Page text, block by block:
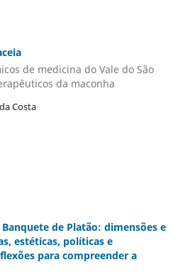
de medicina do Vale do São
da maconha
Costa
de Platão: dimensões e
estéticas, políticas e
para compreender a